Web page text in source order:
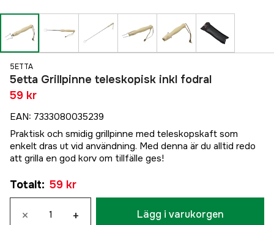
5ETTA
5etta Grillpinne teleskopisk inkl fodral
59 kr
EAN: 7333080035239
Praktisk och smidig grillpinne med teleskopskaft som
enkelt dras ut vid användning. Med denna är du alltid redo
att grilla en god korv om tillfälle ges!
Totalt: 59 kr
× + Lägg i varukorgen